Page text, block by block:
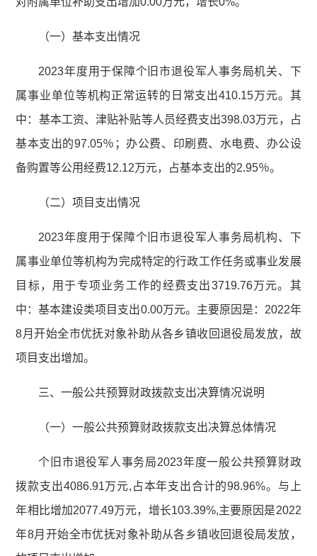
（一）基本支出情况
2023年度用于保障个旧市退役军人事务局机关、下
属事业单位等机构正常运转的日常支出410.15万元。其
中：基本工资、津贴补贴等人员经费支出398.03万元，占
基本支出的97.05％；办公费、印刷费、水电费、办公设
备购置等公用经费12.12万元，占基本支出的2.95％。
（二）项目支出情况
2023年度用于保障个旧市退役军人事务局机构、下
属事业单位等机构为完成特定的行政工作任务或事业发展
目标，用于专项业务工作的经费支出3719.76万元。其
中：基本建设类项目支出0.00万元。主要原因是：2022年
8月开始全市优抚对象补助从各乡镇收回退役局发放，故
项目支出增加。
三、一般公共预算财政拨款支出决算情况说明
（一）一般公共预算财政拨款支出决算总体情况
个旧市退役军人事务局2023年度一般公共预算财政
拨款支出4086.91万元,占本年支出合计的98.96%。与上
年相比增加2077.49万元，增长103.39%,主要原因是2022
年8月开始全市优抚对象补助从各乡镇收回退役局发放，